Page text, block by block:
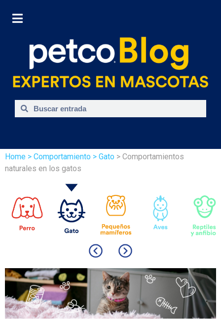
Home > Comportamiento > Gato > Comportamientos
naturales en los gatos